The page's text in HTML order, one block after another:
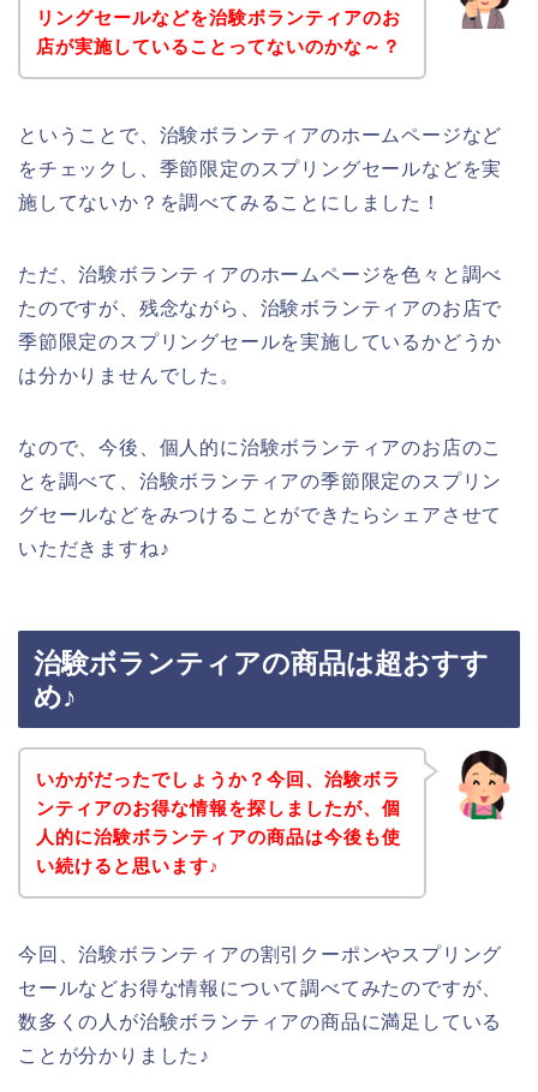
リングセールなどを治験ボランティアのお
店が実施していることってないのかな～？
ということで、治験ボランティアのホームページなど
をチェックし、季節限定のスプリングセールなどを実
施してないか？を調べてみることにしました！
ただ、治験ボランティアのホームページを色々と調べ
たのですが、残念ながら、治験ボランティアのお店で
季節限定のスプリングセールを実施しているかどうか
は分かりませんでした。
なので、今後、個人的に治験ボランティアのお店のこ
とを調べて、治験ボランティアの季節限定のスプリン
グセールなどをみつけることができたらシェアさせて
いただきますね♪
治験ボランティアの商品は超おすす
め♪
いかがだったでしょうか？今回、治験ボラ
ンティアのお得な情報を探しましたが、個
人的に治験ボランティアの商品は今後も使
い続けると思います♪
今回、治験ボランティアの割引クーポンやスプリング
セールなどお得な情報について調べてみたのですが、
数多くの人が治験ボランティアの商品に満足している
ことが分かりました♪